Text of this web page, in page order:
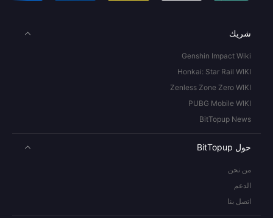
شريك
Genshin Impact Wiki
Honkai: Star Rail WIKI
Zenless Zone Zero WIKI
PUBG Mobile WIKI
BitTopup News
حول BitTopup
من نحن
الدعم
اتصل بنا